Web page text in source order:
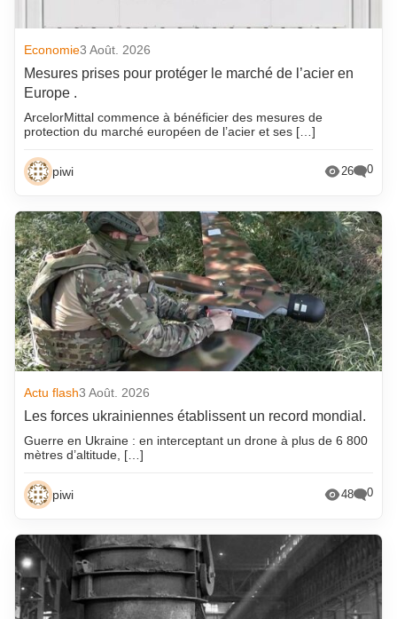
Economie3 Août. 2026
Mesures prises pour protéger le marché de l’acier en
Europe .
ArcelorMittal commence à bénéficier des mesures de
protection du marché européen de l’acier et ses […]
piwi 26 0
Actu flash3 Août. 2026
Les forces ukrainiennes établissent un record mondial.
Guerre en Ukraine : en interceptant un drone à plus de 6 800
mètres d’altitude, […]
piwi 48 0